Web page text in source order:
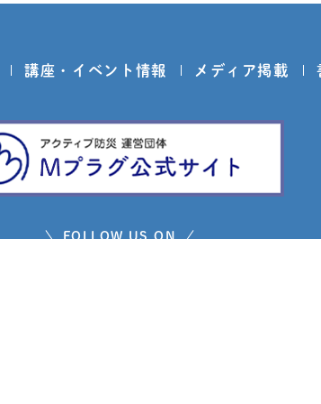
講座・イベント情報 メディア掲載
FOLLOW US ON